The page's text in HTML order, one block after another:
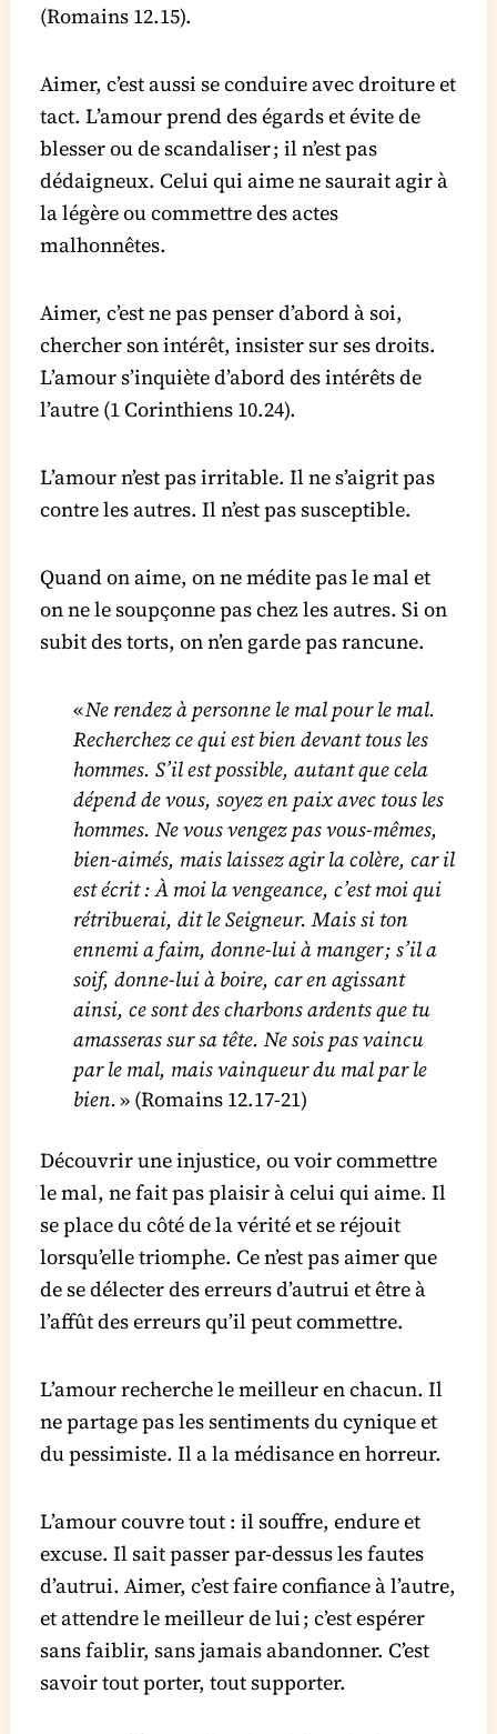
(Romains 12.15).
Aimer, c’est aussi se conduire avec droiture et
tact. L’amour prend des égards et évite de
blesser ou de scandaliser ; il n’est pas
dédaigneux. Celui qui aime ne saurait agir à
la légère ou commettre des actes
malhonnêtes.
Aimer, c’est ne pas penser d’abord à soi,
chercher son intérêt, insister sur ses droits.
L’amour s’inquiète d’abord des intérêts de
l’autre (1 Corinthiens 10.24).
L’amour n’est pas irritable. Il ne s’aigrit pas
contre les autres. Il n’est pas susceptible.
Quand on aime, on ne médite pas le mal et
on ne le soupçonne pas chez les autres. Si on
subit des torts, on n’en garde pas rancune.
«Ne rendez à personne le mal pour le mal.
Recherchez ce qui est bien devant tous les
hommes. S’il est possible, autant que cela
dépend de vous, soyez en paix avec tous les
hommes. Ne vous vengez pas vous-mêmes,
bien-aimés, mais laissez agir la colère, car il
est écrit : À moi la vengeance, c’est moi qui
rétribuerai, dit le Seigneur. Mais si ton
ennemi a faim, donne-lui à manger ; s’il a
soif, donne-lui à boire, car en agissant
ainsi, ce sont des charbons ardents que tu
amasseras sur sa tête. Ne sois pas vaincu
par le mal, mais vainqueur du mal par le
bien.» (Romains 12.17-21)
Découvrir une injustice, ou voir commettre
le mal, ne fait pas plaisir à celui qui aime. Il
se place du côté de la vérité et se réjouit
lorsqu’elle triomphe. Ce n’est pas aimer que
de se délecter des erreurs d’autrui et être à
l’affût des erreurs qu’il peut commettre.
L’amour recherche le meilleur en chacun. Il
ne partage pas les sentiments du cynique et
du pessimiste. Il a la médisance en horreur.
L’amour couvre tout : il souffre, endure et
excuse. Il sait passer par-dessus les fautes
d’autrui. Aimer, c’est faire confiance à l’autre,
et attendre le meilleur de lui ; c’est espérer
sans faiblir, sans jamais abandonner. C’est
savoir tout porter, tout supporter.